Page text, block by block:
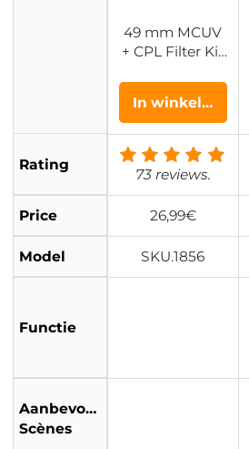
49 mm MCUV
+ CPL Filter Kit
atiefilter en MC
UV Beschermin
gsfilter HD Ultr
adun met 18 M
eerlaagse Coati
ngs Nano Klear
In winkelwagen
Rating
73 reviews.
Price 26,99€
Model SKU.1856
Functie
Aanbevolen
Scènes